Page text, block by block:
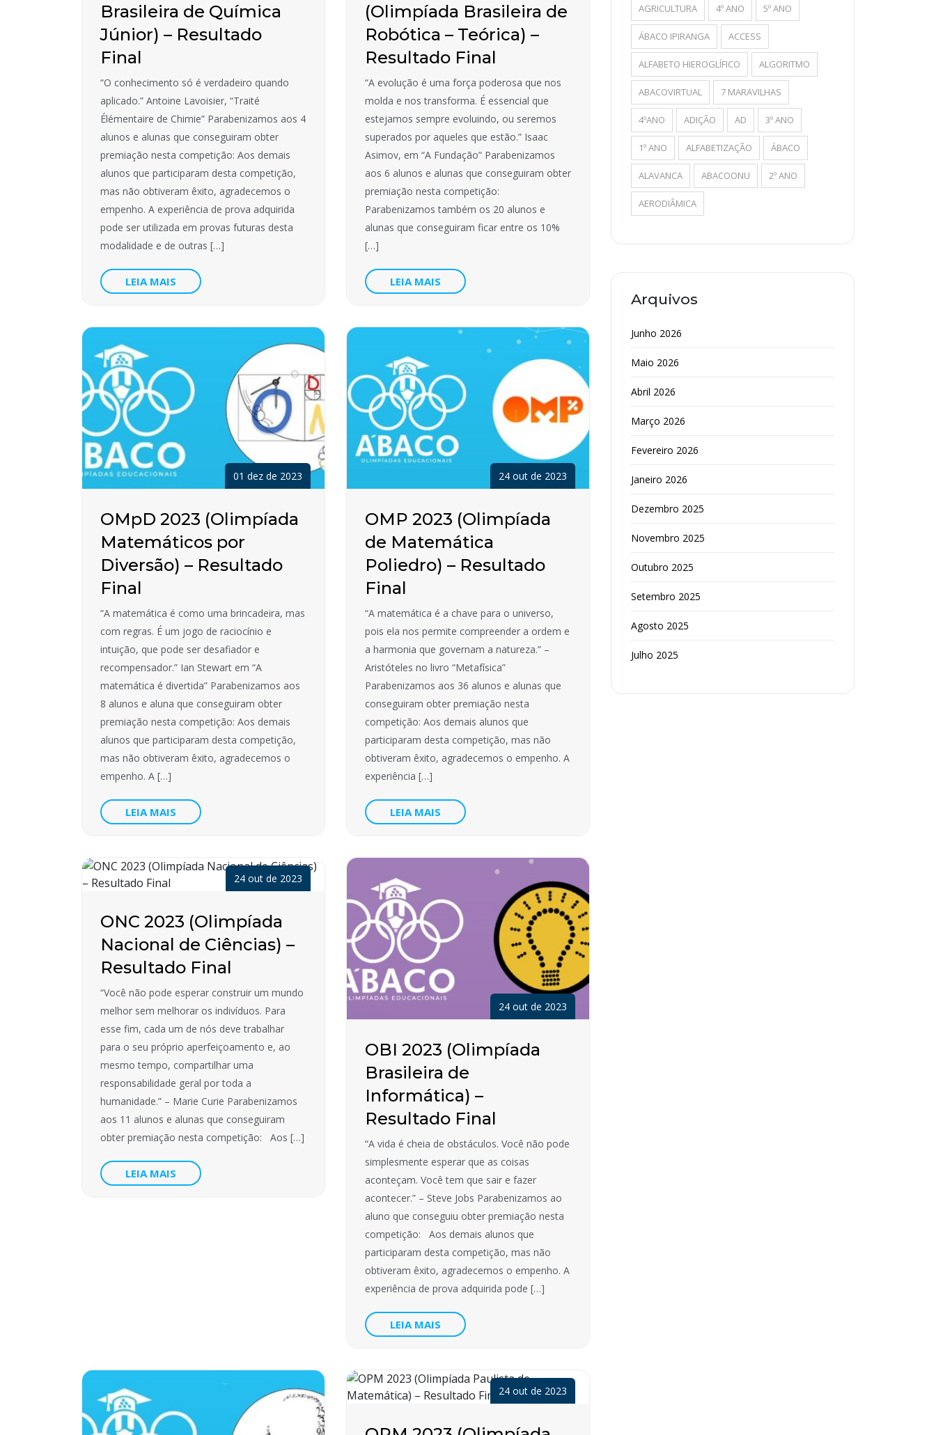
Brasileira de Química
Júnior) – Resultado
Final
“O conhecimento só é verdadeiro quando
aplicado.” Antoine Lavoisier, “Traité
Élémentaire de Chimie” Parabenizamos aos 4
alunos e alunas que conseguiram obter
premiação nesta competição: Aos demais
alunos que participaram desta competição,
mas não obtiveram êxito, agradecemos o
empenho. A experiência de prova adquirida
pode ser utilizada em provas futuras desta
modalidade e de outras […]
LEIA MAIS
(Olimpíada Brasileira de
Robótica – Teórica) –
Resultado Final
“A evolução é uma força poderosa que nos
molda e nos transforma. É essencial que
estejamos sempre evoluindo, ou seremos
superados por aqueles que estão.” Isaac
Asimov, em “A Fundação” Parabenizamos
aos 6 alunos e alunas que conseguiram obter
premiação nesta competição:
Parabenizamos também os 20 alunos e
alunas que conseguiram ficar entre os 10%
[…]
LEIA MAIS
01 dez de 2023
OMpD 2023 (Olimpíada
Matemáticos por
Diversão) – Resultado
Final
“A matemática é como uma brincadeira, mas
com regras. É um jogo de raciocínio e
intuição, que pode ser desafiador e
recompensador.” Ian Stewart em “A
matemática é divertida” Parabenizamos aos
8 alunos e aluna que conseguiram obter
premiação nesta competição: Aos demais
alunos que participaram desta competição,
mas não obtiveram êxito, agradecemos o
empenho. A […]
LEIA MAIS
24 out de 2023
OMP 2023 (Olimpíada
de Matemática
Poliedro) – Resultado
Final
“A matemática é a chave para o universo,
pois ela nos permite compreender a ordem e
a harmonia que governam a natureza.” –
Aristóteles no livro “Metafísica”
Parabenizamos aos 36 alunos e alunas que
conseguiram obter premiação nesta
competição: Aos demais alunos que
participaram desta competição, mas não
obtiveram êxito, agradecemos o empenho. A
experiência […]
LEIA MAIS
24 out de 2023
ONC 2023 (Olimpíada
Nacional de Ciências) –
Resultado Final
“Você não pode esperar construir um mundo
melhor sem melhorar os indivíduos. Para
esse fim, cada um de nós deve trabalhar
para o seu próprio aperfeiçoamento e, ao
mesmo tempo, compartilhar uma
responsabilidade geral por toda a
humanidade.” – Marie Curie Parabenizamos
aos 11 alunos e alunas que conseguiram
obter premiação nesta competição: Aos […]
LEIA MAIS
24 out de 2023
OBI 2023 (Olimpíada
Brasileira de
Informática) –
Resultado Final
“A vida é cheia de obstáculos. Você não pode
simplesmente esperar que as coisas
aconteçam. Você tem que sair e fazer
acontecer.” – Steve Jobs Parabenizamos ao
aluno que conseguiu obter premiação nesta
competição: Aos demais alunos que
participaram desta competição, mas não
obtiveram êxito, agradecemos o empenho. A
experiência de prova adquirida pode […]
LEIA MAIS
24 out de 2023
AGRICULTURA 4º ANO 5º ANO
ÁBACO IPIRANGA ACCESS
ALFABETO HIEROGLÍFICO ALGORITMO
ABACOVIRTUAL 7 MARAVILHAS
4ºANO ADIÇÃO AD 3º ANO
1º ANO ALFABETIZAÇÃO ÁBACO
ALAVANCA ABACOONU 2º ANO
AERODIÂMICA
Arquivos
Junho 2026
Maio 2026
Abril 2026
Março 2026
Fevereiro 2026
Janeiro 2026
Dezembro 2025
Novembro 2025
Outubro 2025
Setembro 2025
Agosto 2025
Julho 2025